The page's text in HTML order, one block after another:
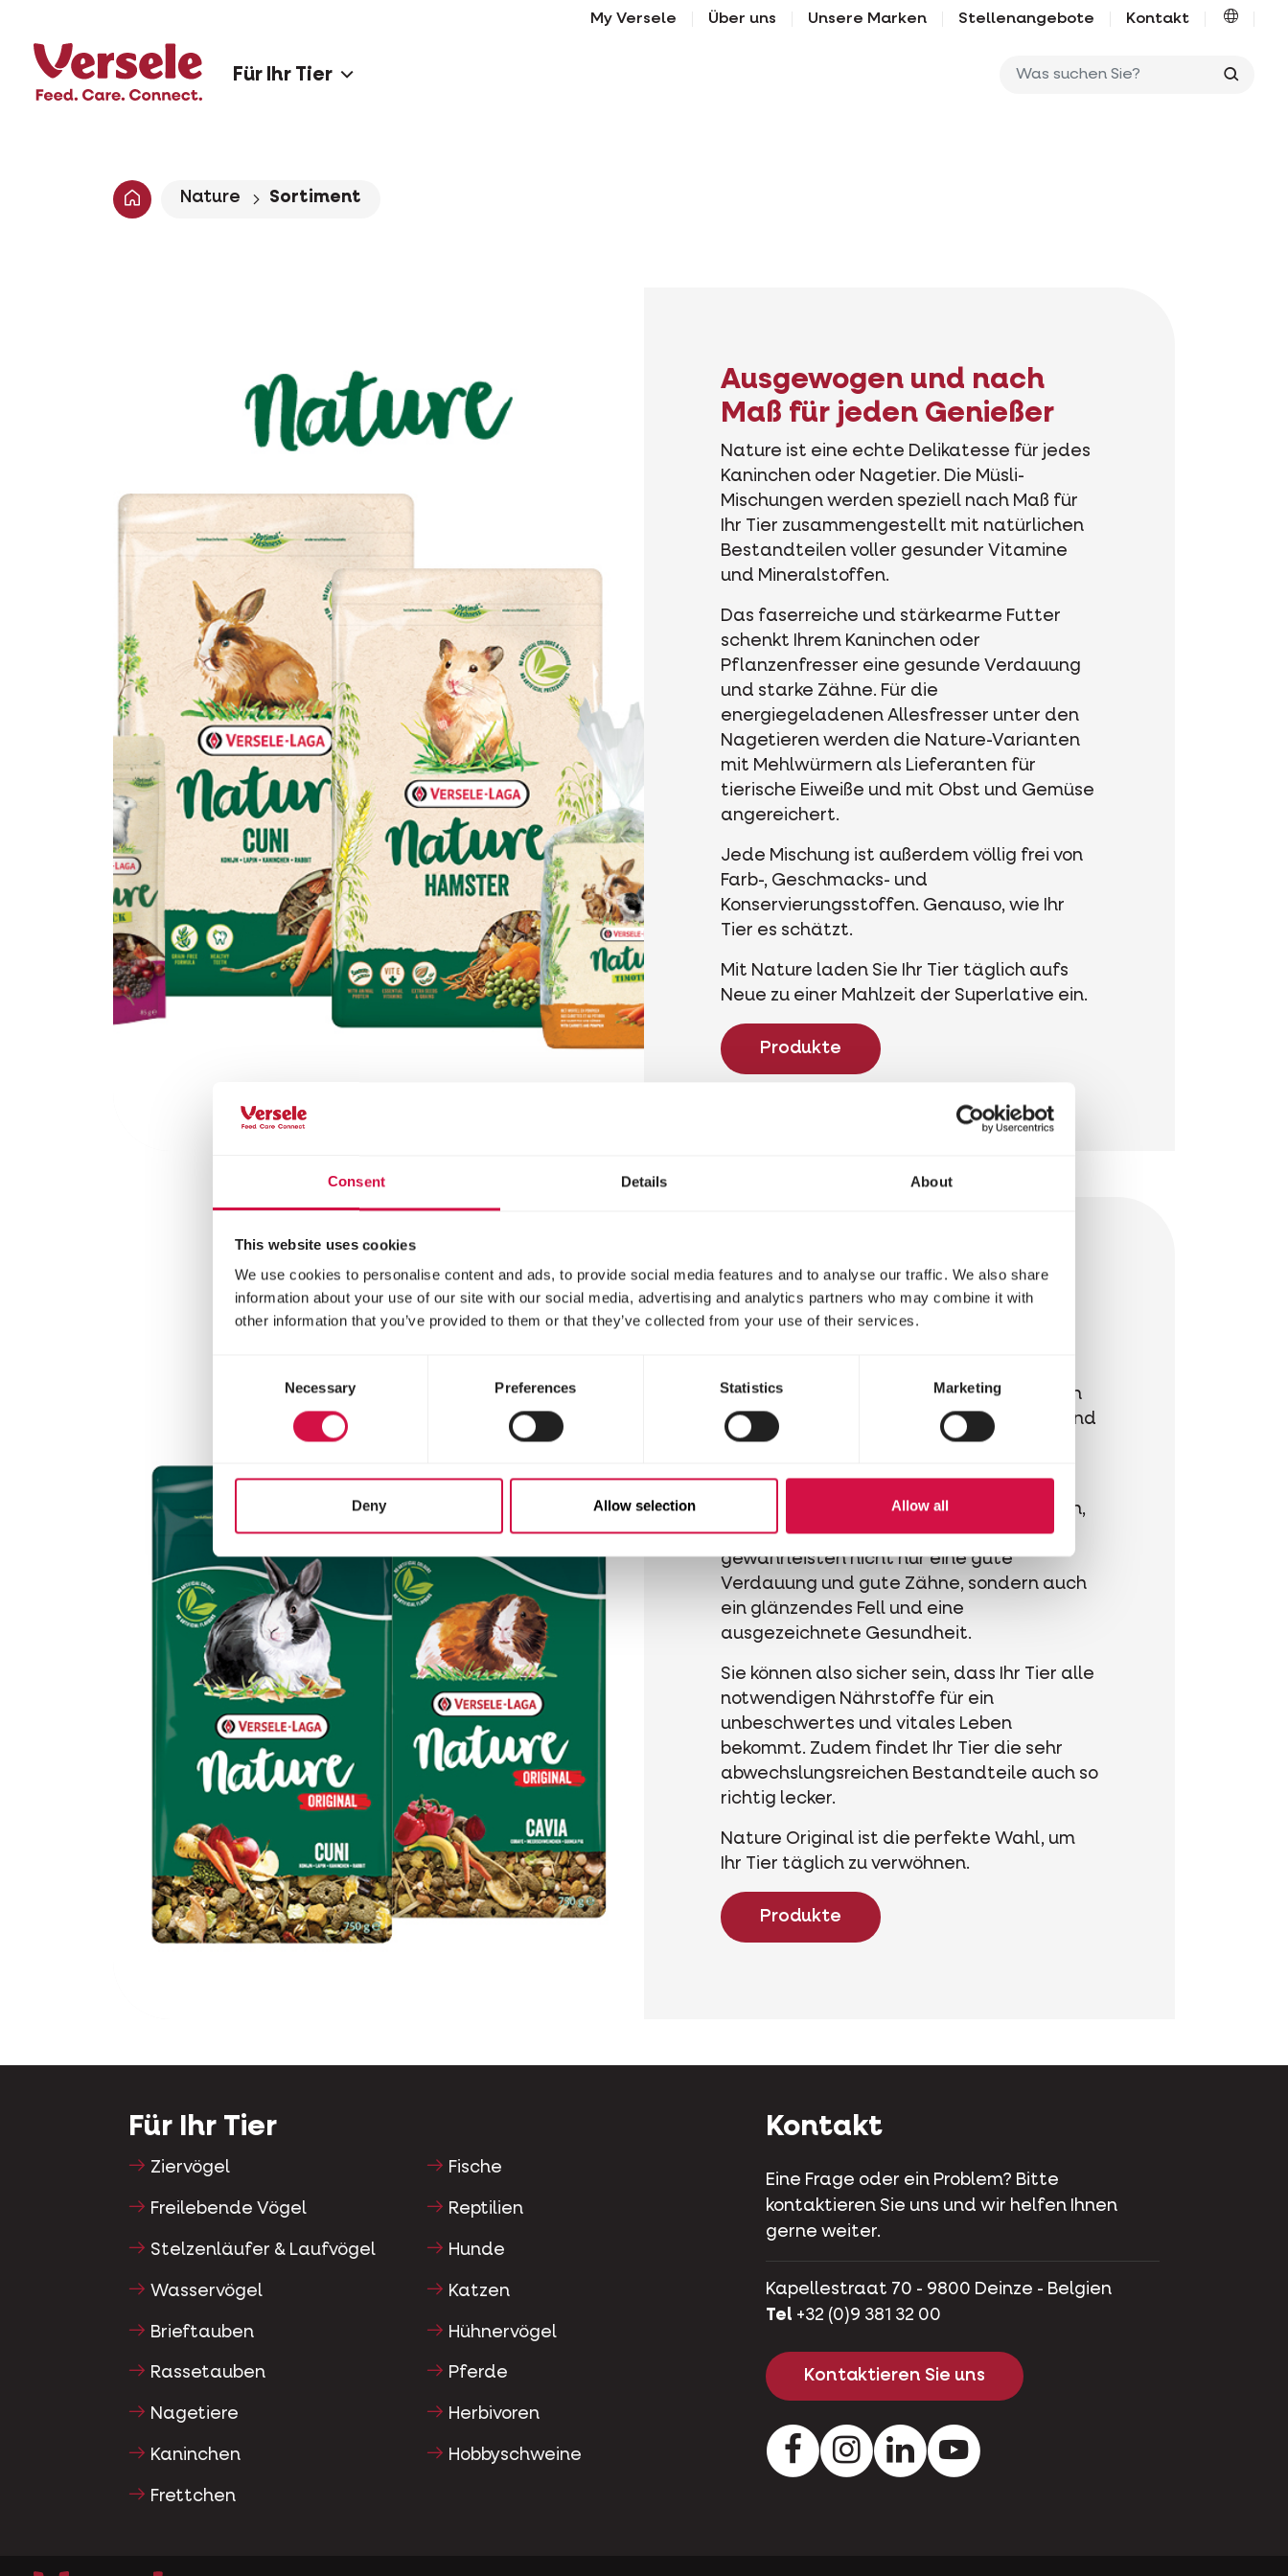
Consent Details About
This website uses cookies
We use cookies to personalise content and ads, to provide social media features and to analyse our traffic. We also share
information about your use of our site with our social media, advertising and analytics partners who may combine it with
other information that you’ve provided to them or that they’ve collected from your use of their services.
Necessary Preferences Statistics Marketing
Deny Allow selection Allow all
My Versele Über uns Unsere Marken Stellenangebote Kontakt
Für Ihr Tier
Nature Sortiment
Ausgewogen und nach
Maß für jeden Genießer
Nature ist eine echte Delikatesse für jedes
Kaninchen oder Nagetier. Die Müsli-
Mischungen werden speziell nach Maß für
Ihr Tier zusammengestellt mit natürlichen
Bestandteilen voller gesunder Vitamine
und Mineralstoffen.
Das faserreiche und stärkearme Futter
schenkt Ihrem Kaninchen oder
Pflanzenfresser eine gesunde Verdauung
und starke Zähne. Für die
energiegeladenen Allesfresser unter den
Nagetieren werden die Nature-Varianten
mit Mehlwürmern als Lieferanten für
tierische Eiweiße und mit Obst und Gemüse
angereichert.
Jede Mischung ist außerdem völlig frei von
Farb-, Geschmacks- und
Konservierungsstoffen. Genauso, wie Ihr
Tier es schätzt.
Mit Nature laden Sie Ihr Tier täglich aufs
Neue zu einer Mahlzeit der Superlative ein.
Produkte
Abwechslungsreiches
Verwöhnen für jeden
Nature Original ist der Klassiker unter den
Müslis für Kaninchen, Meerschweinchen und
Chinchillas.
Jede Mischung ist randvoll mit
Bestandteilen aus der Natur, wie Gräsern,
Kräutern, Körnern, Obst und Gemüse. Die
gewährleisten nicht nur eine gute
Verdauung und gute Zähne, sondern auch
ein glänzendes Fell und eine
ausgezeichnete Gesundheit.
Sie können also sicher sein, dass Ihr Tier alle
notwendigen Nährstoffe für ein
unbeschwertes und vitales Leben
bekommt. Zudem findet Ihr Tier die sehr
abwechslungsreichen Bestandteile auch so
richtig lecker.
Nature Original ist die perfekte Wahl, um
Ihr Tier täglich zu verwöhnen.
Produkte
Für Ihr Tier
Ziervögel
Freilebende Vögel
Stelzenläufer & Laufvögel
Wasservögel
Brieftauben
Rassetauben
Nagetiere
Kaninchen
Frettchen
Fische
Reptilien
Hunde
Katzen
Hühnervögel
Pferde
Herbivoren
Hobbyschweine
Kontakt
Eine Frage oder ein Problem? Bitte
kontaktieren Sie uns und wir helfen Ihnen
gerne weiter.
Kapellestraat 70 - 9800 Deinze - Belgien
Tel +32 (0)9 381 32 00
Kontaktieren Sie uns
FacebookInstagramLinkedInYoutube